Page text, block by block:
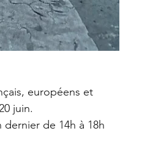
européens et
juin.
de 14h à 18h